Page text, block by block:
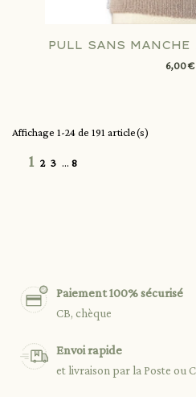
PULL SANS MANCHE
6,00 €
Affichage 1-24 de 191 article(s)
1 2 3 … 8
Paiement 100% sécurisé
CB, chèque
Envoi rapide
et livraison par la Poste ou